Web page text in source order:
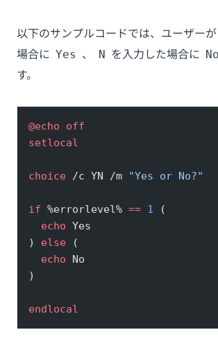
以下のサンプルコードでは、ユーザーが
場合に Yes 、 N を入力した場合に No
す。
@echo off
setlocal
choice /c YN /m "Yes or No?"
if %errorlevel% == 1 (
  echo
Yes
) else (
  echo
No
)
endlocal